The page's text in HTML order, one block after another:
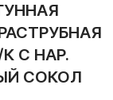
С НАР.
СОКОЛ